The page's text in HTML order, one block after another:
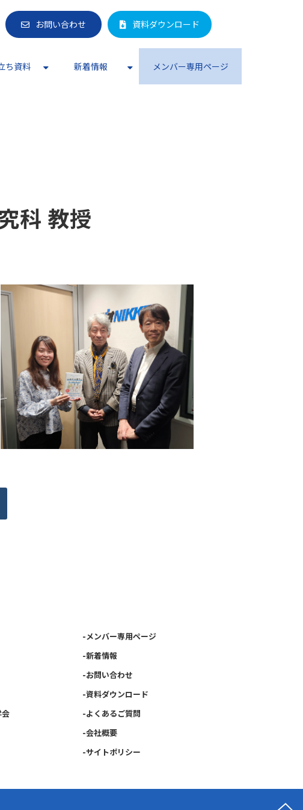
お問い合わせ 資料ダウンロード
ち資料 新着情報 メンバー専用ページ
科 教授
-メンバー専用ページ
-新着情報
-お問い合わせ
-資料ダウンロード
-よくあるご質問
-会社概要
-サイトポリシー